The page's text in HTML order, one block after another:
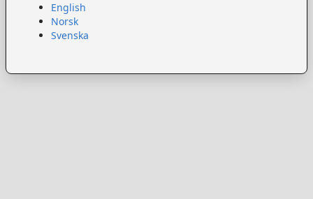
English
Norsk
Svenska